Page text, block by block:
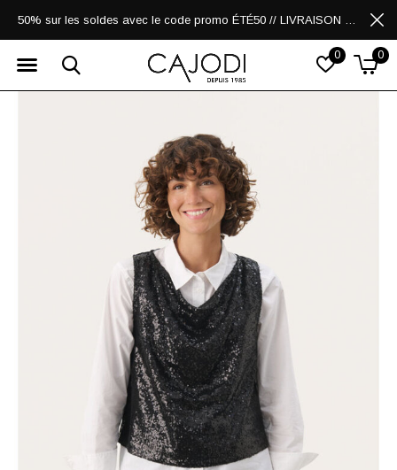
0 0
50% sur les soldes avec le code promo ÉTÉ50 // LIVRAISON GRATUITE POUR LES ACHATS DE 250$ ET PLUS